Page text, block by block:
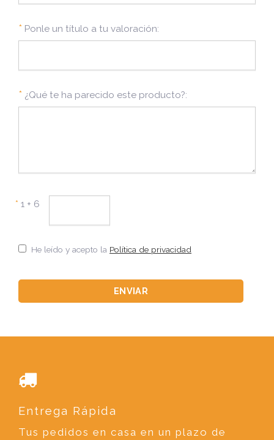
* Ponle un título a tu valoración:
* ¿Qué te ha parecido este producto?:
* 1 + 6
He leído y acepto la Política de privacidad
Entrega Rápida
Tus pedidos en casa en un plazo de